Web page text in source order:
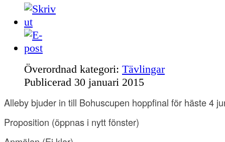
Överordnad kategori: Tävlingar
Publicerad 30 januari 2015
Alleby bjuder in till Bohuscupen hoppfinal för häste 4
Proposition (öppnas i nytt fönster)